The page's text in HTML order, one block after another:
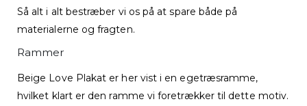
Så alt i alt bestræber vi os på at spare både på
materialerne og fragten.
Rammer
Beige Love Plakat er her vist i en egetræsramme,
hvilket klart er den ramme vi foretrækker til dette motiv.